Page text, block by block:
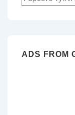
за:
ADS FROM